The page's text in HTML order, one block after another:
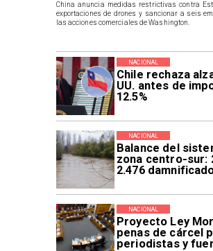
Chile rechaza
UU. antes de
12.5%
NACIONAL
Balance del
zona centro-sur:
2.476
NACIONAL
Proyecto Ley
penas de cárcel
periodistas y
NACIONAL
China anuncia medidas restrictivas contra
exportaciones de drones y sancionar a seis
las acciones comerciales de Washington.